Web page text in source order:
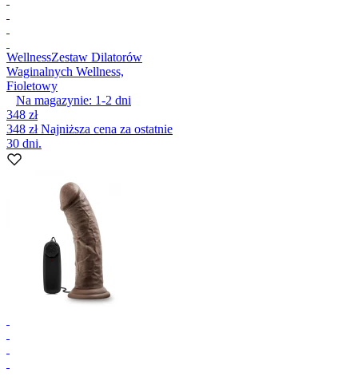
WellnessZestaw Dilatorów
Waginalnych Wellness,
Fioletowy
Na magazynie: 1-2 dni
348 zł
348 złNajniższa cena za ostatnie
30 dni.